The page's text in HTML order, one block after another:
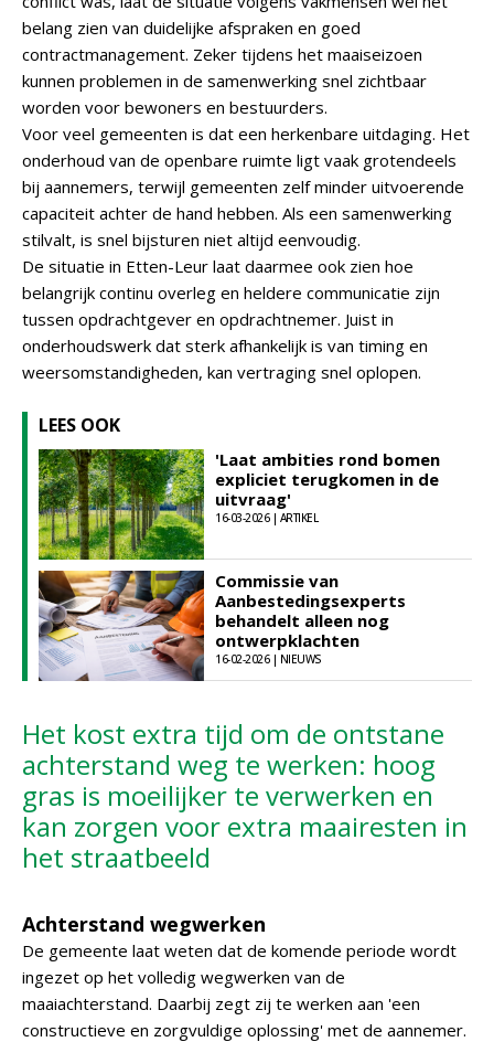
belang zien van duidelijke afspraken en goed
contractmanagement. Zeker tijdens het maaiseizoen
kunnen problemen in de samenwerking snel zichtbaar
worden voor bewoners en bestuurders.
Voor veel gemeenten is dat een herkenbare uitdaging. Het
onderhoud van de openbare ruimte ligt vaak grotendeels
bij aannemers, terwijl gemeenten zelf minder uitvoerende
capaciteit achter de hand hebben. Als een samenwerking
stilvalt, is snel bijsturen niet altijd eenvoudig.
De situatie in Etten-Leur laat daarmee ook zien hoe
belangrijk continu overleg en heldere communicatie zijn
tussen opdrachtgever en opdrachtnemer. Juist in
onderhoudswerk dat sterk afhankelijk is van timing en
weersomstandigheden, kan vertraging snel oplopen.
LEES OOK
'Laat ambities rond bomen
expliciet terugkomen in de
uitvraag'
16-03-2026 | ARTIKEL
Commissie van
Aanbestedingsexperts
behandelt alleen nog
ontwerpklachten
16-02-2026 | NIEUWS
Het kost extra tijd om de ontstane
achterstand weg te werken: hoog
gras is moeilijker te verwerken en
kan zorgen voor extra maairesten in
het straatbeeld
Achterstand wegwerken
De gemeente laat weten dat de komende periode wordt
ingezet op het volledig wegwerken van de
maaiachterstand. Daarbij zegt zij te werken aan 'een
constructieve en zorgvuldige oplossing' met de aannemer.